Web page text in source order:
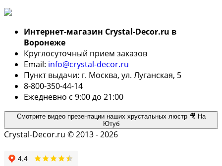
Интернет-магазин Crystal-Decor.ru в
Воронеже
Круглосуточный прием заказов
Email: info@crystal-decor.ru
Пункт выдачи: г. Москва, ул. Луганская, 5
8-800-350-44-14
Ежедневно с 9:00 до 21:00
Смотрите видео презентации наших хрустальных люстр 🎥 На
Ютуб
Crystal-Decor.ru © 2013 - 2026